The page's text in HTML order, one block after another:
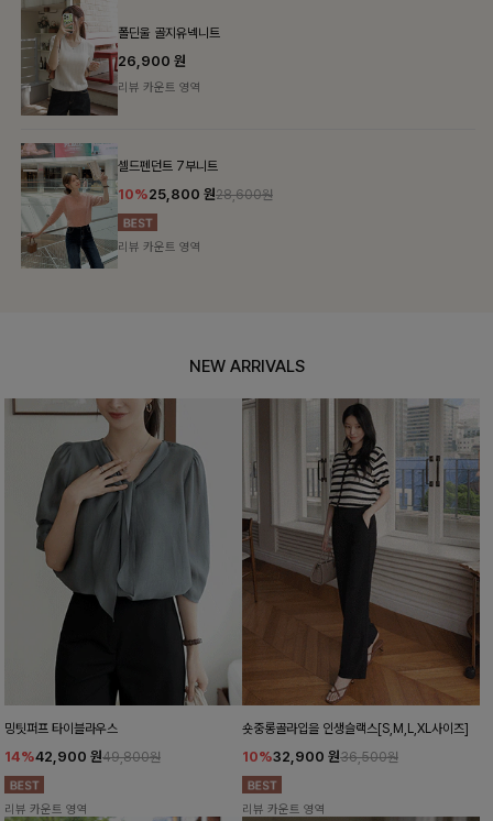
폴딘울 골지유넥니트
26,900 원
리뷰 카운트 영역
셀드펜던트 7부니트
10%25,800 원28,600원
리뷰 카운트 영역
NEW ARRIVALS
밍팃퍼프 타이블라우스
14%42,900 원49,800원
리뷰 카운트 영역
숏중롱골라입을 인생슬랙스[S,M,L,XL사이즈]
10%32,900 원36,500원
리뷰 카운트 영역